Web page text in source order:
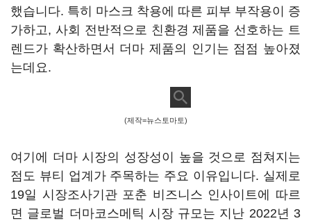
했습니다. 특히 마스크 착용에 따른 피부 부작용이 증
가하고, 사회 전반적으로 친환경 제품을 선호하는 트
렌드가 확산하면서 더마 제품의 인기는 점점 높아졌
는데요.
(제작=뉴스토마토)
여기에 더마 시장의 성장성이 높을 것으로 점쳐지는
점도 뷰티 업계가 주목하는 주요 이유입니다. 실제로
19일 시장조사기관 포춘 비즈니스 인사이트에 따르
면 글로벌 더마코스메틱 시장 규모는 지난 2022년 3